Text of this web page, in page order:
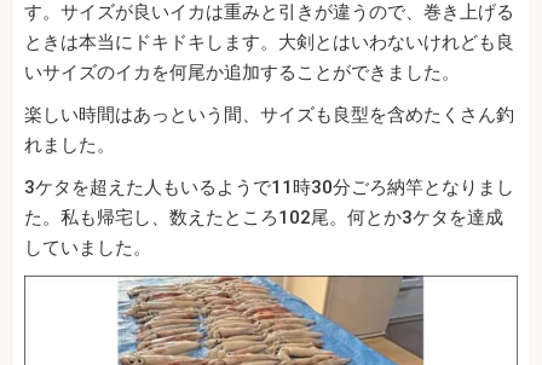
す。サイズが良いイカは重みと引きが違うので、巻き上げる
ときは本当にドキドキします。大剣とはいわないけれども良
いサイズのイカを何尾か追加することができました。
楽しい時間はあっという間、サイズも良型を含めたくさん釣
れました。
3ケタを超えた人もいるようで11時30分ごろ納竿となりまし
た。私も帰宅し、数えたところ102尾。何とか3ケタを達成
していました。